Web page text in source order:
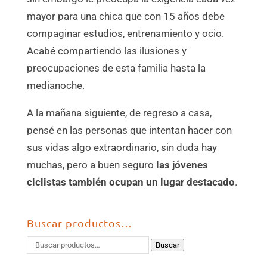
mayor para una chica que con 15 años debe
compaginar estudios, entrenamiento y ocio.
Acabé compartiendo las ilusiones y
preocupaciones de esta familia hasta la
medianoche.
A la mañana siguiente, de regreso a casa,
pensé en las personas que intentan hacer con
sus vidas algo extraordinario, sin duda hay
muchas, pero a buen seguro las jóvenes
ciclistas también ocupan un lugar destacado.
Buscar productos…
Buscar